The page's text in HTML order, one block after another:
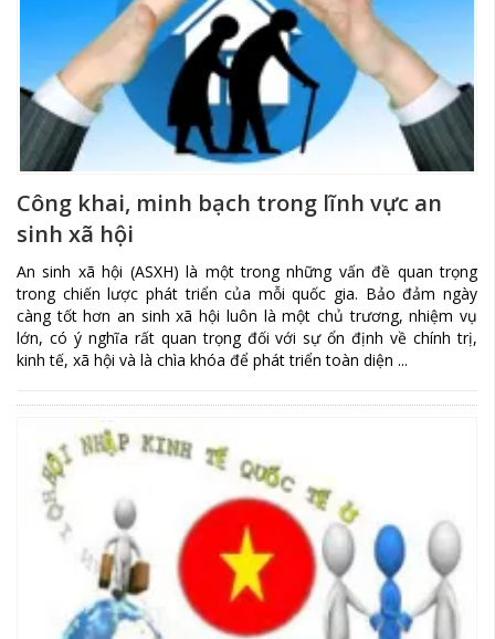
Công khai, minh bạch trong lĩnh vực an
sinh xã hội
An sinh xã hội (ASXH) là một trong những vấn đề quan trọng
trong chiến lược phát triển của mỗi quốc gia. Bảo đảm ngày
càng tốt hơn an sinh xã hội luôn là một chủ trương, nhiệm vụ
lớn, có ý nghĩa rất quan trọng đối với sự ổn định về chính trị,
kinh tế, xã hội và là chìa khóa để phát triển toàn diện ...